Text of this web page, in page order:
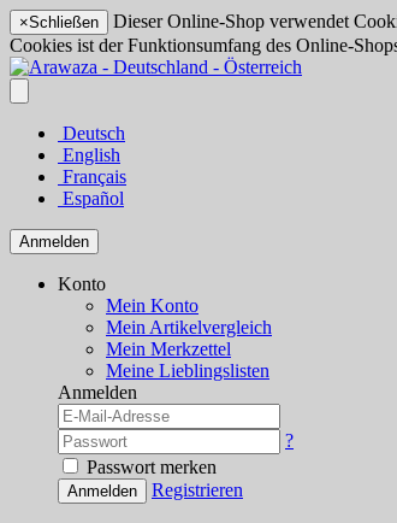
×Schließen
Dieser Online-Shop verwendet
Cookies ist der Funktionsumfang des Online-
Deutsch
English
Français
Español
Anmelden
Konto
Mein Konto
Mein Artikelvergleich
Mein Merkzettel
Meine Lieblingslisten
Anmelden
?
Passwort merken
Anmelden Registrieren